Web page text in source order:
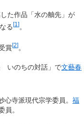
た作品「水の舳先」が
る[1 ]。
賞[2] 。
いのちの対話」で文藝春
心寺派現代宗学委員。 福
員。